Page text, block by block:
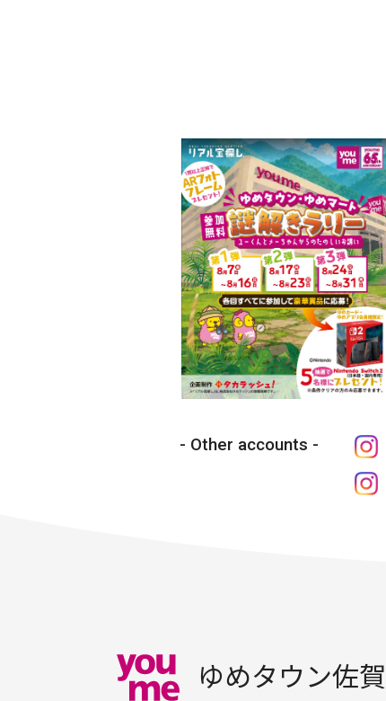
Other accounts
ゆめタウン佐賀